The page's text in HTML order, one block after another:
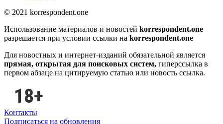
© 2021 korrespondent.one
Использование материалов и новостей korrespondent.one
разрешается при условии ссылки на korrespondent.one
Для новостных и интернет-изданий обязательной является
прямая, открытая для поисковых систем, гиперссылка в
первом абзаце на цитируемую статью или новость ссылка.
Контакты
Подписаться на обновления